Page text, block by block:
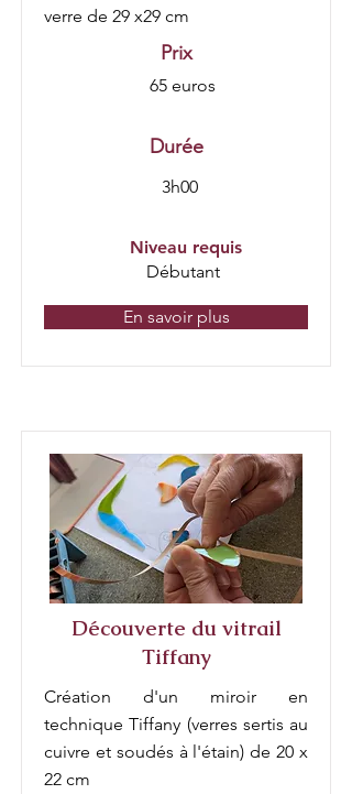
verre de 29 x29 cm
Prix
65 euros
Durée
3h00
Niveau requis
Débutant
En savoir plus
Découverte du vitrail
Tiffany
Création d'un miroir en
technique Tiffany (verres sertis au
cuivre et soudés à l'étain) de 20 x
22 cm